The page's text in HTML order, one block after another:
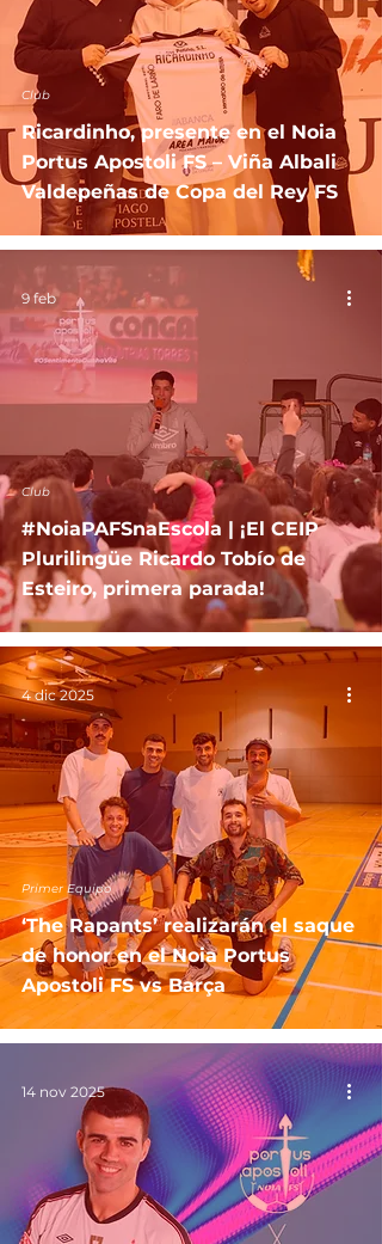
Ricardinho, presente en el Noia
Portus Apostoli FS – Viña Albali
Valdepeñas de Copa del Rey FS
Club
#NoiaPAFSnaEscola | ¡El CEIP
Plurilingüe Ricardo Tobío de
Esteiro, primera parada!
Club
9 feb
‘The Rapants’ realizarán el saque
de honor en el Noia Portus
Apostoli FS vs Barça
Primer Equipo
4 dic 2025
14 nov 2025